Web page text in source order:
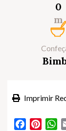
0
m
Imprimir
Facebook